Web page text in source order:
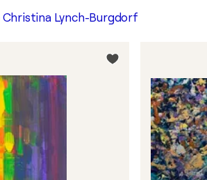
Christina Lynch-Burgdorf